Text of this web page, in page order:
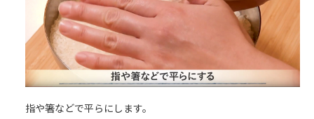
指や箸などで平らにします。